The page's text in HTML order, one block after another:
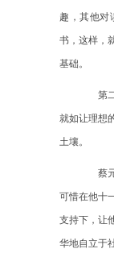
趣，其他对
书，这样，
基础。
第
就如让理想
土壤。
蔡
可惜在他十
支持下，让
华地自立于